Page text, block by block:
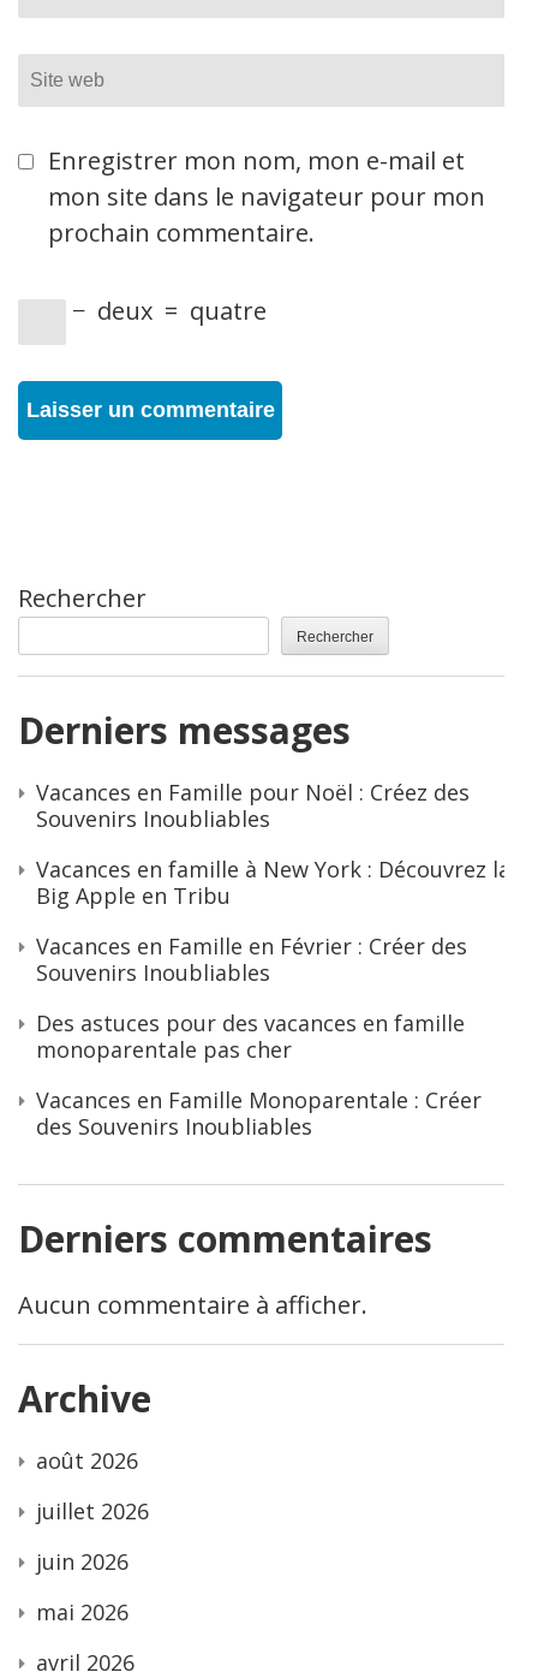
Site
web
Enregistrer mon nom, mon e-mail et
mon site dans le navigateur pour mon
prochain commentaire.
− deux = quatre
Rechercher
Rechercher
Derniers messages
Vacances en Famille pour Noël : Créez des
Souvenirs Inoubliables
Vacances en famille à New York : Découvrez la
Big Apple en Tribu
Vacances en Famille en Février : Créer des
Souvenirs Inoubliables
Des astuces pour des vacances en famille
monoparentale pas cher
Vacances en Famille Monoparentale : Créer
des Souvenirs Inoubliables
Derniers commentaires
Aucun commentaire à afficher.
Archive
août 2026
juillet 2026
juin 2026
mai 2026
avril 2026